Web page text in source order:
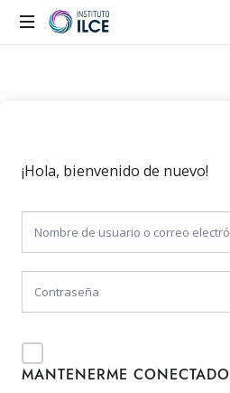
¡Hola, bienvenido de nuevo!
MANTENERME CONECTADO